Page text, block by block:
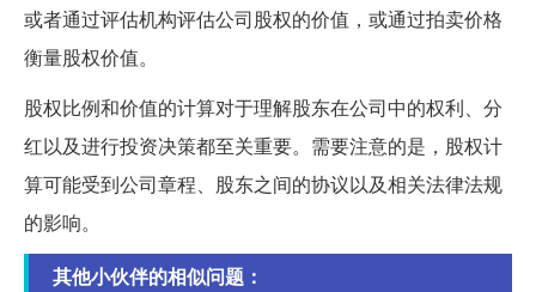
或者通过评估机构评估公司股权的价值，或通过拍卖价格
衡量股权价值。
股权比例和价值的计算对于理解股东在公司中的权利、分
红以及进行投资决策都至关重要。需要注意的是，股权计
算可能受到公司章程、股东之间的协议以及相关法律法规
的影响。
其他小伙伴的相似问题：